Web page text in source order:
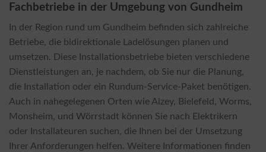
Fachbetriebe in der Umgebung von Gundheim
In der Region rund um Gundheim befinden sich zahlreiche
Betriebe, die bidirektionale Ladelösungen planen und
umsetzen. Diese Installationsbetriebe bieten verschiedene
Dienstleistungen an, je nachdem, ob Sie nur die Planung,
die Installation oder ein Rundum-Service-Paket benötigen.
Auch in nahegelegenen Orten wie Alzey, Bielefeld, Worms,
Monsheim, und Wörrstadt können Sie nach Elektrikern
oder Installateuren suchen, die Ihnen bei der Umsetzung
Ihrer Anforderungen helfen. Weitere Informationen finden